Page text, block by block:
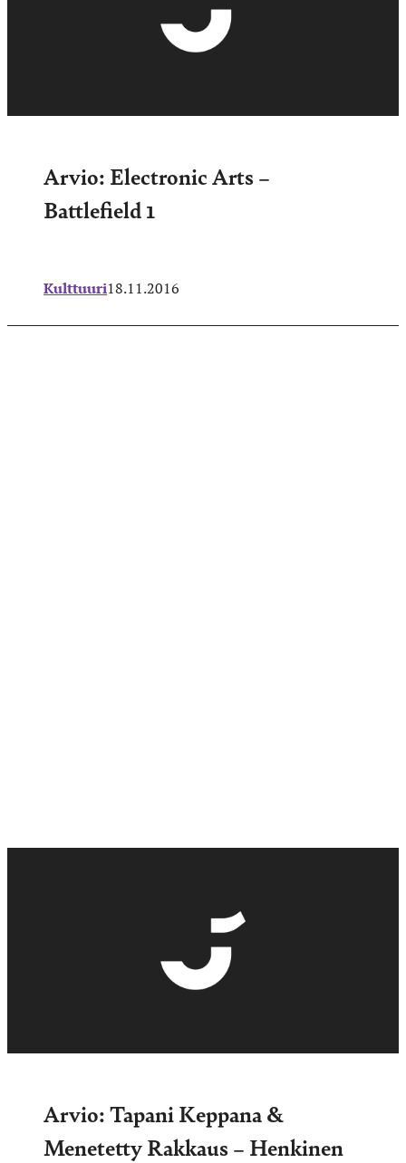
Arvio: Electronic Arts –
Battlefield 1
Kulttuuri18.11.2016
Arvio: Tapani Keppana &
Menetetty Rakkaus – Henkinen